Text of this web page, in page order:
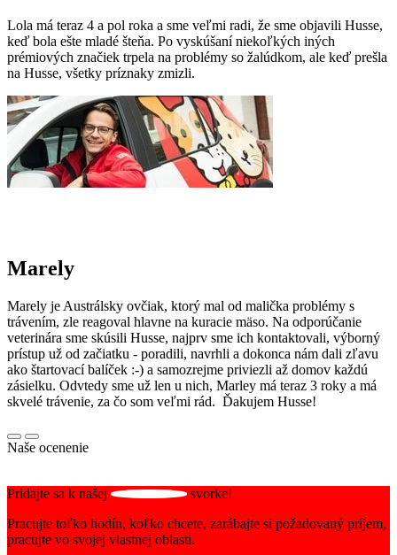
Lola má teraz 4 a pol roka a sme veľmi radi, že sme objavili Husse,
keď bola ešte mladé šteňa. Po vyskúšaní niekoľkých iných
prémiových značiek trpela na problémy so žalúdkom, ale keď prešla
na Husse, všetky príznaky zmizli.
Marely
Marely je Austrálsky ovčiak, ktorý mal od malička problémy s
trávením, zle reagoval hlavne na kuracie mäso. Na odporúčanie
veterinára sme skúsili Husse, najprv sme ich kontaktovali, výborný
prístup už od začiatku - poradili, navrhli a dokonca nám dali zľavu
ako štartovací balíček :-) a samozrejme priviezli až domov každú
zásielku. Odvtedy sme už len u nich, Marley má teraz 3 roky a má
skvelé trávenie, za čo som veľmi rád. Ďakujem Husse!
Naše ocenenie
Pridajte sa k našej
svorke!
Pracujte toľko hodín, koľko chcete, zarábajte si požadovaný príjem,
pracujte vo svojej vlastnej oblasti.